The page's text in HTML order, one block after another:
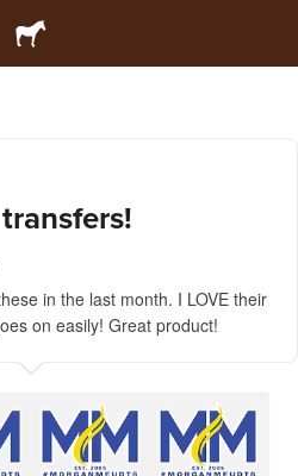
in the last month. I LOVE their
on easily! Great product!